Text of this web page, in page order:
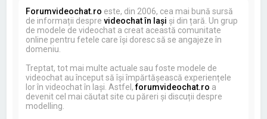
Forumvideochat.ro este, din 2006, cea mai bună sursă
de informații desprevideochat în Iași și din țară. Un grup
de modele de videochat a creat această comunitate
online pentru fetele care își doresc să se angajeze în
domeniu.
Treptat, tot mai multe actuale sau foste modele de
videochat au început să își împărtășească experiențele
lor în videochat în Iași. Astfel,forumvideochat.ro a
devenit cel mai căutat site cu păreri și discuții despre
modelling.